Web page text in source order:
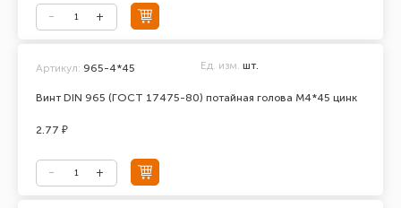
Винт DIN 965 (ГОСТ 17475-80) потайная голова М4*45 цинк
Артикул: 965-4*45 Ед. изм. шт.
2.77 ₽